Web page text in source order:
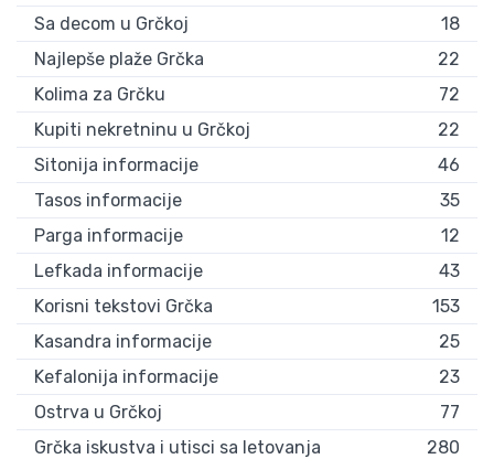
Sa decom u Grčkoj
18
Najlepše plaže Grčka
22
Kolima za Grčku
72
Kupiti nekretninu u Grčkoj
22
Sitonija informacije
46
Tasos informacije
35
Parga informacije
12
Lefkada informacije
43
Korisni tekstovi Grčka
153
Kasandra informacije
25
Kefalonija informacije
23
Ostrva u Grčkoj
77
Grčka iskustva i utisci sa letovanja
280